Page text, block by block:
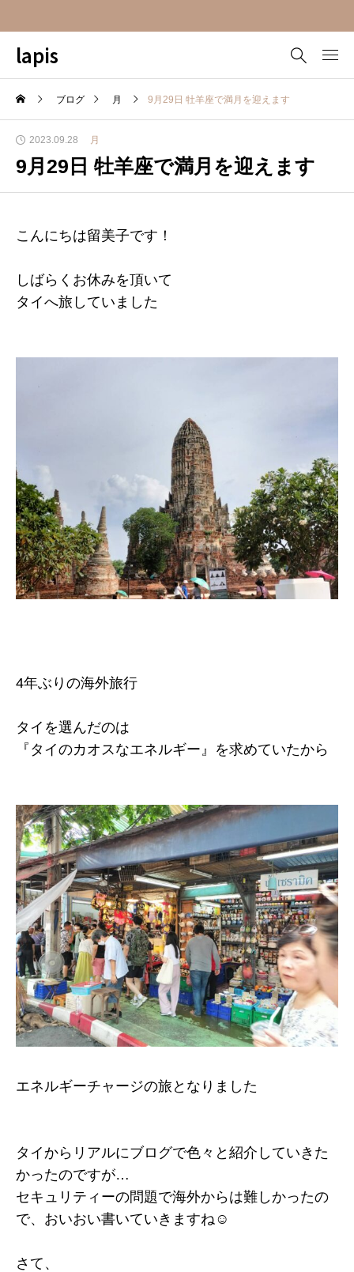
lapis
ブログ 月 9月29日 牡羊座で満月を迎えます
2023.09.28 月
9月29日 牡羊座で満月を迎えます
こんにちは留美子です！
しばらくお休みを頂いて
タイへ旅していました
4年ぶりの海外旅行
タイを選んだのは
『タイのカオスなエネルギー』を求めていたから
エネルギーチャージの旅となりました
タイからリアルにブログで色々と紹介していきた
かったのですが…
セキュリティーの問題で海外からは難しかったの
で、おいおい書いていきますね☺️
さて、